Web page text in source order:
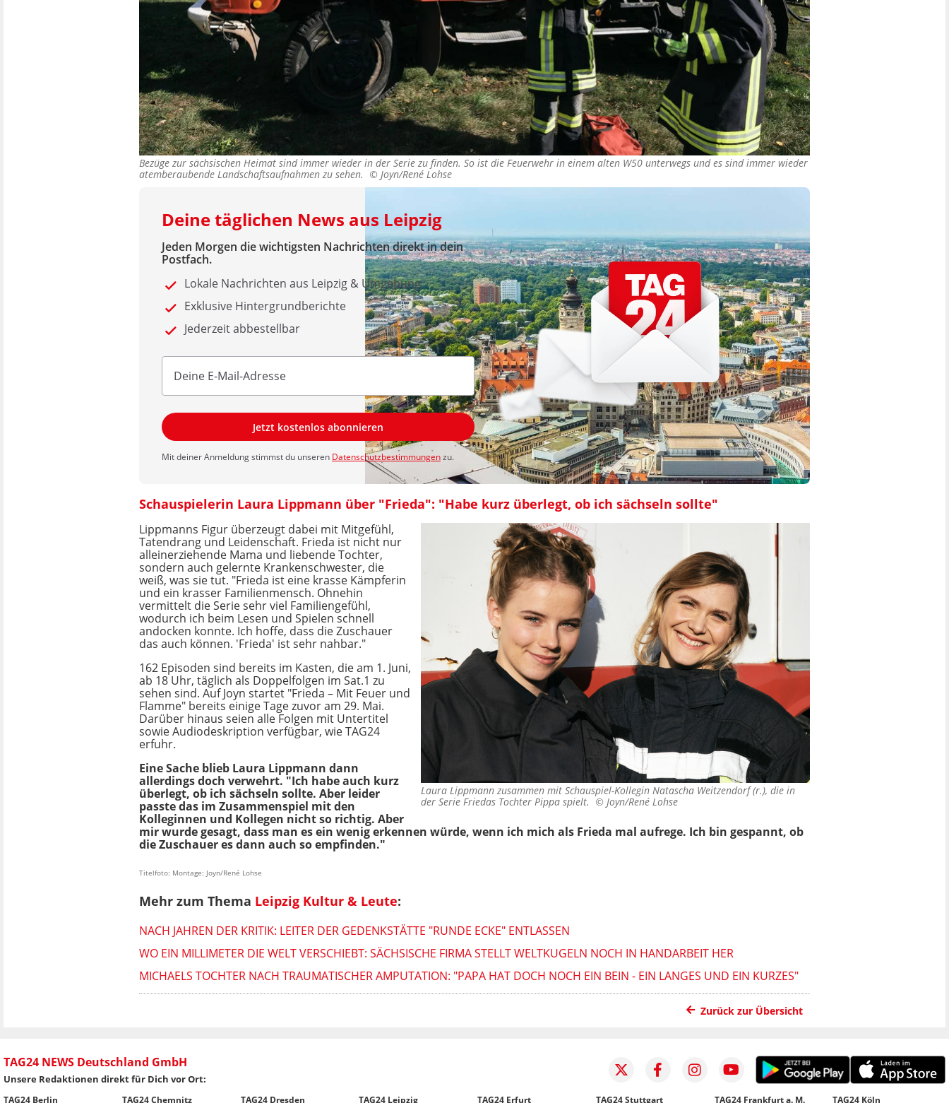
Bezüge zur sächsischen Heimat sind immer wieder in der Serie zu finden. So ist die Feuerwehr in einem alten W50 unterwegs und es sind immer wieder
atemberaubende Landschaftsaufnahmen zu sehen. © Joyn/René Lohse
Deine täglichen News aus Leipzig
Jeden Morgen die wichtigsten Nachrichten direkt in dein
Postfach.
Lokale Nachrichten aus Leipzig & Umgebung
Exklusive Hintergrundberichte
Jederzeit abbestellbar
Jetzt kostenlos abonnieren
Mit deiner Anmeldung stimmst du unseren Datenschutzbestimmungenzu.
Schauspielerin Laura Lippmann über "Frieda": "Habe kurz überlegt, ob ich sächseln sollte"
Laura Lippmann zusammen mit Schauspiel-Kollegin Natascha Weitzendorf (r.), die in
der Serie Friedas Tochter Pippa spielt. © Joyn/René Lohse
Lippmanns Figur überzeugt dabei mit Mitgefühl,
Tatendrang und Leidenschaft. Frieda ist nicht nur
alleinerziehende Mama und liebende Tochter,
sondern auch gelernte Krankenschwester, die
weiß, was sie tut. "Frieda ist eine krasse Kämpferin
und ein krasser Familienmensch. Ohnehin
vermittelt die Serie sehr viel Familiengefühl,
wodurch ich beim Lesen und Spielen schnell
andocken konnte. Ich hoffe, dass die Zuschauer
das auch können. 'Frieda' ist sehr nahbar."
162 Episoden sind bereits im Kasten, die am 1. Juni,
ab 18 Uhr, täglich als Doppelfolgen im Sat.1 zu
sehen sind. Auf Joyn startet "Frieda – Mit Feuer und
Flamme" bereits einige Tage zuvor am 29. Mai.
Darüber hinaus seien alle Folgen mit Untertitel
sowie Audiodeskription verfügbar, wie TAG24
erfuhr.
Eine Sache blieb Laura Lippmann dann
allerdings doch verwehrt. "Ich habe auch kurz
überlegt, ob ich sächseln sollte. Aber leider
passte das im Zusammenspiel mit den
Kolleginnen und Kollegen nicht so richtig. Aber
mir wurde gesagt, dass man es ein wenig erkennen würde, wenn ich mich als Frieda mal aufrege. Ich bin gespannt, ob
die Zuschauer es dann auch so empfinden."
Titelfoto: Montage: Joyn/René Lohse
Mehr zum Thema Leipzig Kultur & Leute:
NACH JAHREN DER KRITIK: LEITER DER GEDENKSTÄTTE "RUNDE ECKE" ENTLASSEN
WO EIN MILLIMETER DIE WELT VERSCHIEBT: SÄCHSISCHE FIRMA STELLT WELTKUGELN NOCH IN HANDARBEIT HER
MICHAELS TOCHTER NACH TRAUMATISCHER AMPUTATION: "PAPA HAT DOCH NOCH EIN BEIN - EIN LANGES UND EIN KURZES"
Zurück zur Übersicht
TAG24 NEWS Deutschland GmbH
Unsere Redaktionen direkt für Dich vor Ort:
TAG24 Berlin TAG24 Chemnitz TAG24 Dresden TAG24 Leipzig TAG24 Erfurt TAG24 Stuttgart TAG24 Frankfurt a. M. TAG24 Köln